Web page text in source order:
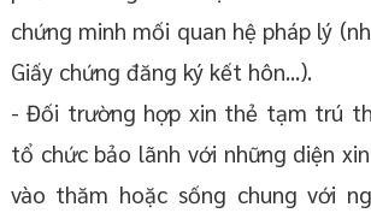
chứng minh mối quan hệ pháp lý
Giấy chứng đăng ký kết hôn...).
- Đối trường hợp xin thẻ tạm trú
tổ chức bảo lãnh với những diện
vào thăm hoặc sống chung với